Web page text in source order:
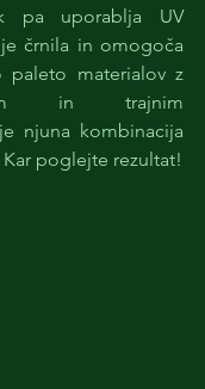
pa uporablja UV
črnila in omogoča
paleto materialov z
in trajnim
njuna kombinacija